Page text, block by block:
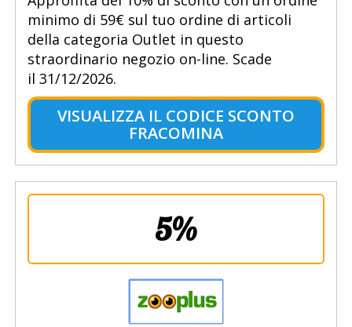
minimo di 59€ sul tuo ordine di articoli
della categoria Outlet in questo
straordinario negozio on-line. Scade
il 31/12/2026.
VISUALIZZA IL CODICE SCONTO
FRACOMINA
5%